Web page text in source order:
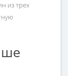
из трех